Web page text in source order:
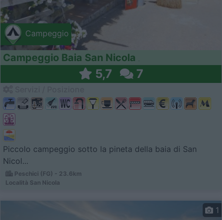
Campeggio
Campeggio Baia San Nicola
5,7 7
Piccolo campeggio sotto la pineta della baia di San
Nicol...
Peschici (FG) - 23.6km
Località San Nicola
1